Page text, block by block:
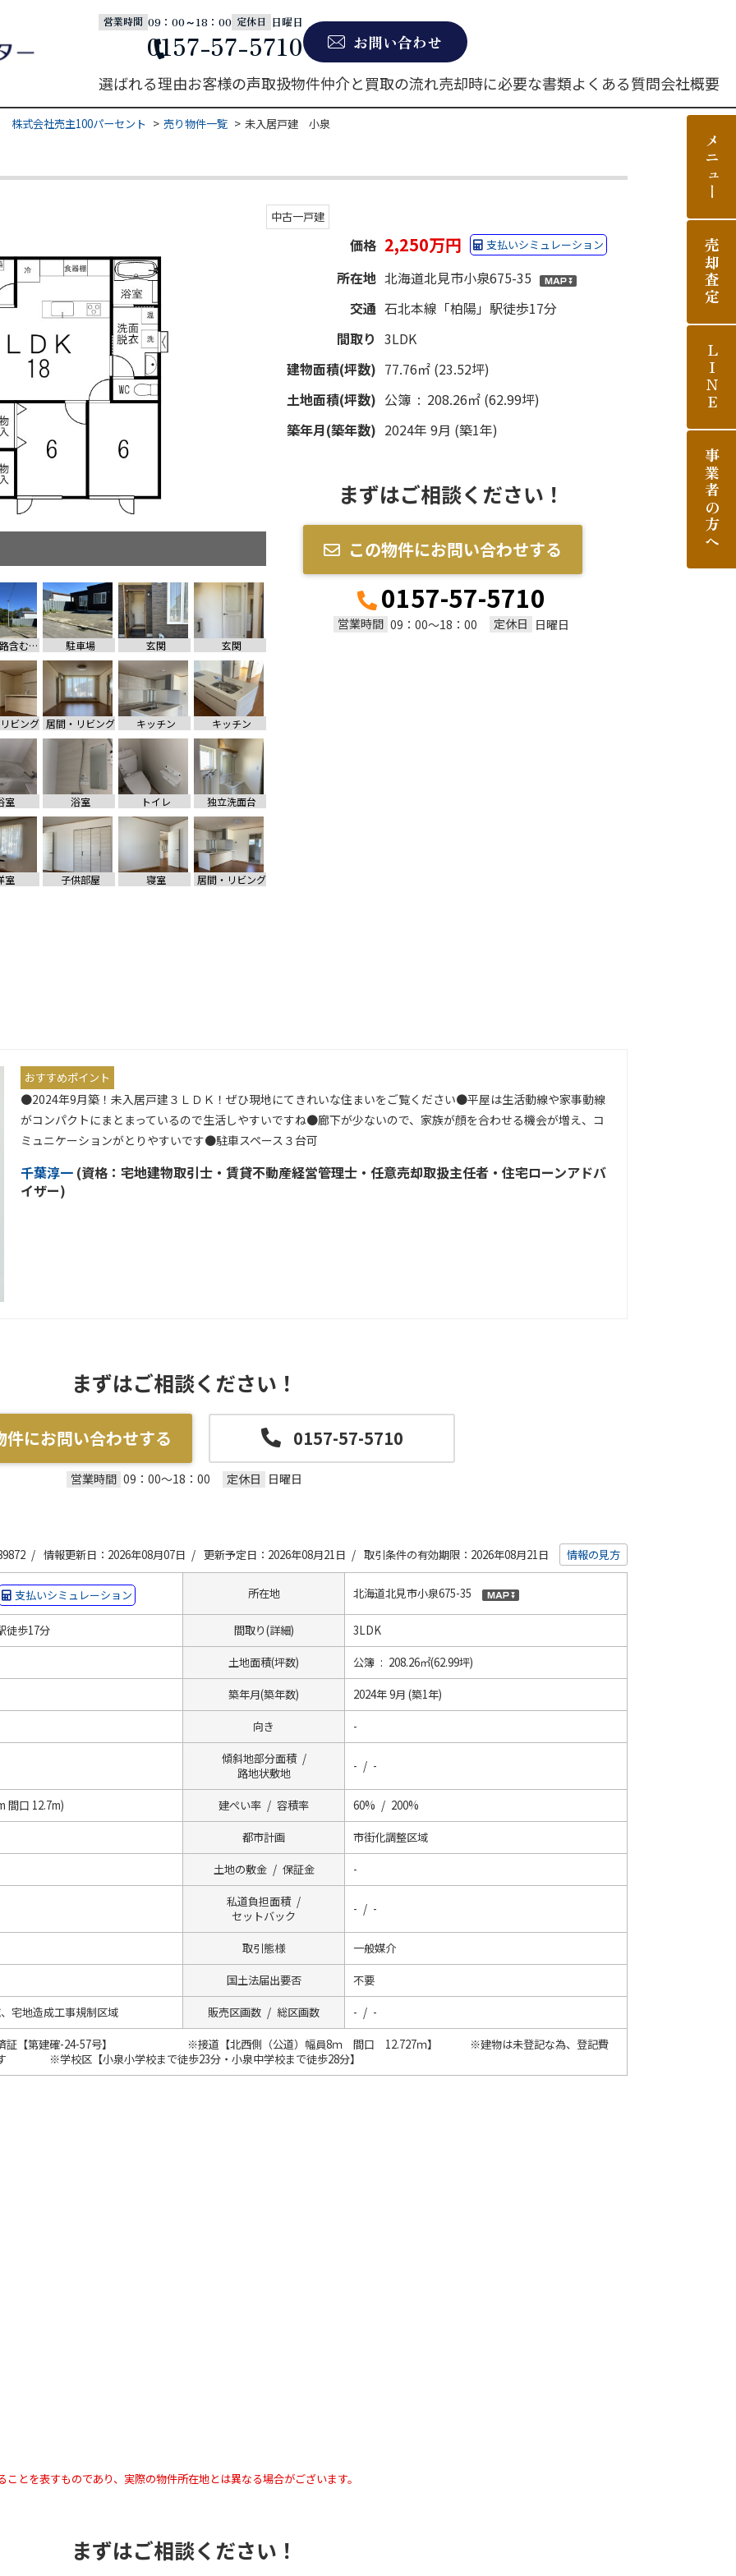
営業時間 09：00～18：00 定休日 日曜日
0157-57-5710
お問い合わせ
選ばれる理由お客様の声取扱物件仲介と買取の流れ売却時に必要な書類よくある質問会社概要
株式会社売主100パーセント 売り物件一覧 未入居戸建 小泉
前面道路含む現地写真 駐車場 玄関 玄関
ビング 居間・リビング キッチン キッチン
室 浴室 トイレ 独立洗面台
室 子供部屋 寝室 居間・リビング
中古一戸建
価格 2,250万円 支払いシミュレーション
所在地 北海道北見市小泉675-35
交通 石北本線「柏陽」駅徒歩17分
間取り 3LDK
建物面積(坪数) 77.76㎡ (23.52坪)
土地面積(坪数) 公簿 : 208.26㎡ (62.99坪)
築年月(築年数) 2024年 9月 (築1年)
まずはご相談ください！
この物件にお問い合わせする
0157-57-5710
営業時間 09：00～18：00 定休日 日曜日
おすすめポイント
●2024年9月築！未入居戸建３ＬＤＫ！ぜひ現地にてきれいな住まいをご覧ください●平屋は生活動線や家事動線
がコンパクトにまとまっているので生活しやすいですね●廊下が少ないので、家族が顔を合わせる機会が増え、コ
ミュニケーションがとりやすいです●駐車スペース３台可
千葉淳一 (資格： 宅地建物取引士・賃貸不動産経営管理士・任意売却取扱主任者・住宅ローンアドバ
イザー)
まずはご相談ください！
件にお問い合わせする 0157-57-5710
営業時間 09：00～18：00 定休日 日曜日
/ 情報更新日：2026年08月07日 / 更新予定日：2026年08月21日 / 取引条件の有効期限：2026年08月21日 情報の見方
支払いシミュレーション 所在地 北海道北見市小泉675-35
徒歩17分 間取り(詳細) 3LDK
土地面積(坪数) 公簿 : 208.26㎡(62.99坪)
築年月(築年数) 2024年 9月 (築1年)
向き -
傾斜地部分面積 /
路地状敷地
- / -
間口 12.7m) 建ぺい率 / 容積率 60% / 200%
都市計画 市街化調整区域
土地の敷金 / 保証金 -
私道負担面積 /
セットバック
- / -
取引態様 一般媒介
国土法届出要否 不要
宅地造成工事規制区域 販売区画数 / 総区画数 - / -
証【第建確-24-57号】 ※接道【北西側（公道）幅員8ｍ 間口 12.727ｍ】 ※建物は未登記な為、登記費
※学校区【小泉小学校まで徒歩23分・小泉中学校まで徒歩28分】
とを表すものであり、実際の物件所在地とは異なる場合がございます。
まずはご相談ください！
メニュー
売却査定
LINE
事業者の方へ